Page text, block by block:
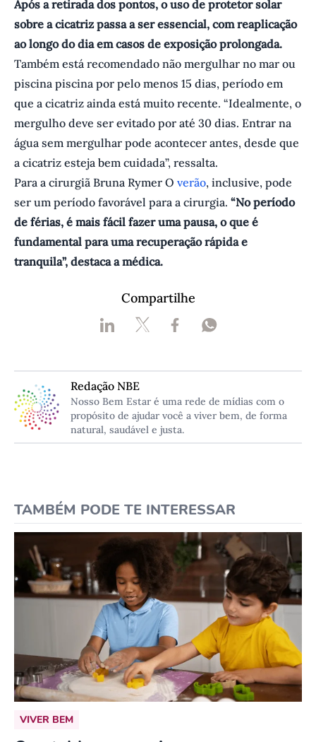
Após a retirada dos pontos, o uso de protetor solar
sobre a cicatriz passa a ser essencial, com reaplicação
ao longo do dia em casos de exposição prolongada.
Também está recomendado não mergulhar no mar ou
piscina piscina por pelo menos 15 dias, período em
que a cicatriz ainda está muito recente. “Idealmente, o
mergulho deve ser evitado por até 30 dias. Entrar na
água sem mergulhar pode acontecer antes, desde que
a cicatriz esteja bem cuidada”, ressalta.
Para a cirurgiã Bruna Rymer O verão, inclusive, pode
ser um período favorável para a cirurgia. “No período
de férias, é mais fácil fazer uma pausa, o que é
fundamental para uma recuperação rápida e
tranquila”, destaca a médica.
Compartilhe
Redação NBE
Nosso Bem Estar é uma rede de mídias com o
propósito de ajudar você a viver bem, de forma
natural, saudável e justa.
TAMBÉM PODE TE INTERESSAR
VIVER BEM